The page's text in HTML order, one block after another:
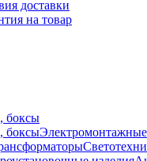
доставки
на товар
боксы
боксыЭлектромонтажные